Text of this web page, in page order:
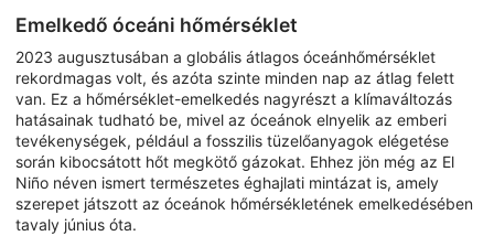
Emelkedő óceáni hőmérséklet
2023 augusztusában a globális átlagos óceánhőmérséklet
rekordmagas volt, és azóta szinte minden nap az átlag felett
van. Ez a hőmérséklet-emelkedés nagyrészt a klímaváltozás
hatásainak tudható be, mivel az óceánok elnyelik az emberi
tevékenységek, például a fosszilis tüzelőanyagok elégetése
során kibocsátott hőt megkötő gázokat. Ehhez jön még az El
Niño néven ismert természetes éghajlati mintázat is, amely
szerepet játszott az óceánok hőmérsékletének emelkedésében
tavaly június óta.